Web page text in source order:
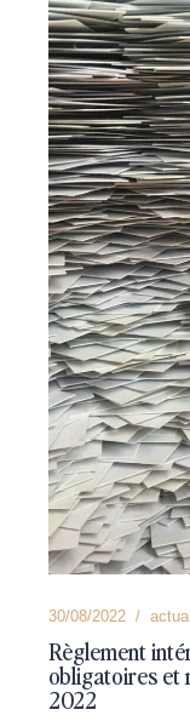
30/08/2022
Règlement
obligatoires et
2022